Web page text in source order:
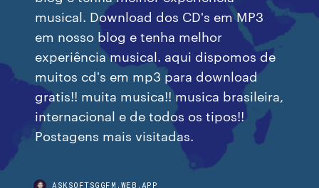
musical. Download dos CD's em MP3
em nosso blog e tenha melhor
experiência musical. aqui dispomos de
muitos cd's em mp3 para download
gratis!! muita musica!! musica brasileira,
internacional e de todos os tipos!!
Postagens mais visitadas.
ASKSOFTSGGFM.WEB.APP